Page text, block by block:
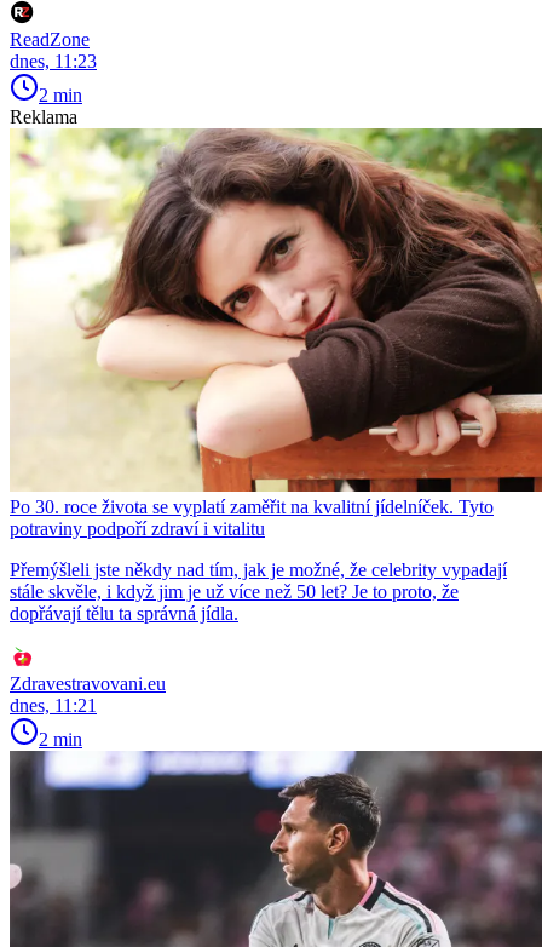
ReadZone
dnes, 11:23
2 min
Reklama
Po 30. roce života se vyplatí zaměřit na kvalitní jídelníček. Tyto
potraviny podpoří zdraví i vitalitu
Přemýšleli jste někdy nad tím, jak je možné, že celebrity vypadají
stále skvěle, i když jim je už více než 50 let? Je to proto, že
dopřávají tělu ta správná jídla.
Zdravestravovani.eu
dnes, 11:21
2 min